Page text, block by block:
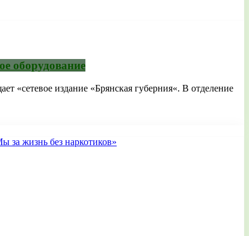
оборудование
«сетевое издание «Брянская губерния«. В отделение